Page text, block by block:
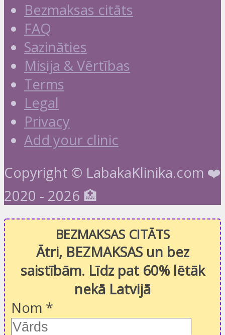
Bezmaksas citāts
FAQ
Sazināties
Misija & Vērtības
Terms
Legal
Privacy
Add your clinic
Copyright © LabakaKlinika.com ❤️
2020 - 2026 🏥
BEZMAKSAS CITĀTS
Ātri, BEZMAKSAS un bez
saistībām. Līdz pat 60% lētāk
nekā Latvijā
Nom *